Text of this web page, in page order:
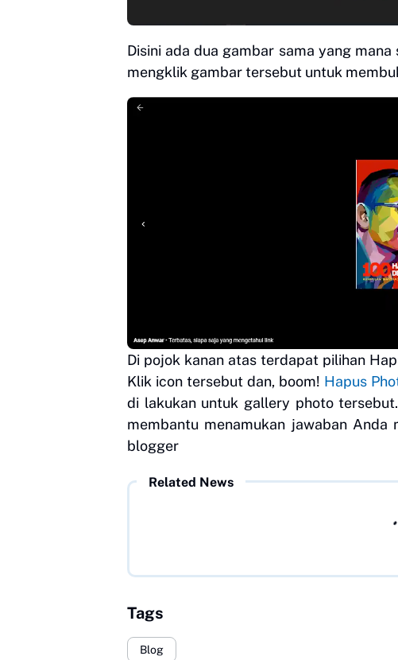
Disini ada dua gambar sama yang
mengklik gambar tersebut untuk
Di pojok kanan atas terdapat pilihan
Klik icon tersebut dan, boom! Hapus
di lakukan untuk gallery photo
membantu menamukan jawaban
blogger
Related News
Tags
Blog